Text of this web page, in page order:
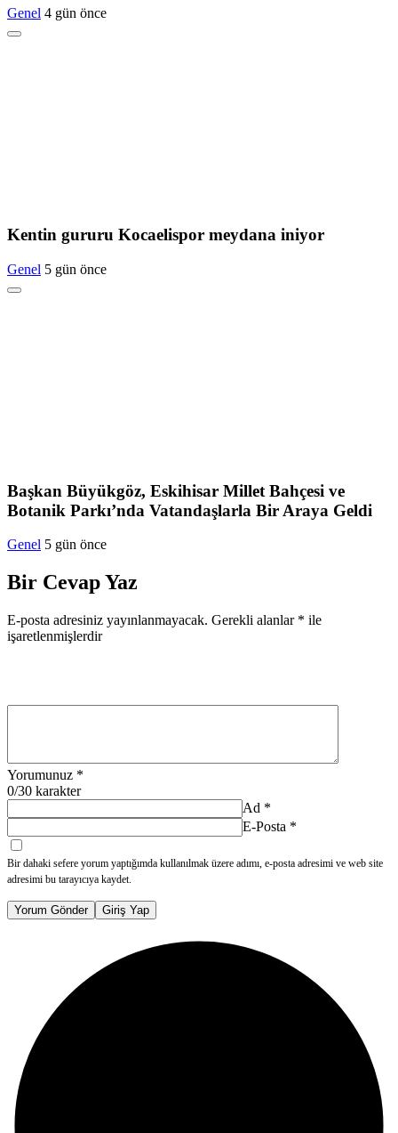
Genel 4 gün önce
Kentin gururu Kocaelispor meydana iniyor
Genel 5 gün önce
Başkan Büyükgöz, Eskihisar Millet Bahçesi ve
Botanik Parkı’nda Vatandaşlarla Bir Araya Geldi
Genel 5 gün önce
Bir Cevap Yaz
E-posta adresiniz yayınlanmayacak. Gerekli alanlar * ile
işaretlenmişlerdir
Yorumunuz *
0/30 karakter
Ad *
E-Posta *
Bir dahaki sefere yorum yaptığımda kullanılmak üzere adımı, e-posta adresimi ve web site
adresimi bu tarayıcıya kaydet.
Yorum Gönder Giriş Yap